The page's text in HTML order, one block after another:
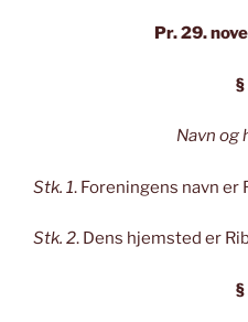
Pr. 29.
§
Navn og
Stk. 1. Foreningens navn
Stk. 2. Dens hjemsted er